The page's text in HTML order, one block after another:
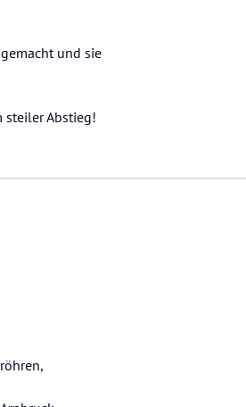
und sie
steiler Abstieg!